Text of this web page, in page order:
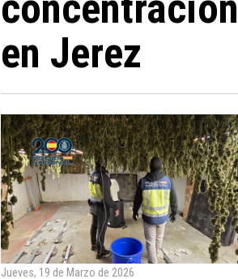
en Jerez
Jueves, 19 de Marzo de 2026